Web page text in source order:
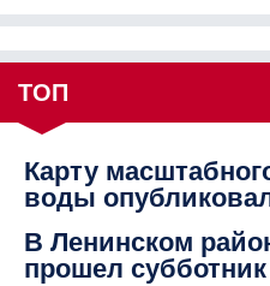
ТОП
Карту
воды
В Ленинском
прошел субботник